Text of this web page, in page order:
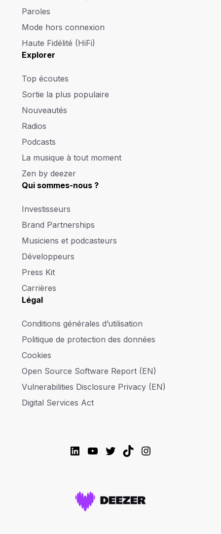
Paroles
Mode hors connexion
Haute Fidélité (HiFi)
Explorer
Top écoutes
Sortie la plus populaire
Nouveautés
Radios
Podcasts
La musique à tout moment
Zen by deezer
Qui sommes-nous ?
Investisseurs
Brand Partnerships
Musiciens et podcasteurs
Développeurs
Press Kit
Carrières
Légal
Conditions générales d’utilisation
Politique de protection des données
Cookies
Open Source Software Report (EN)
Vulnerabilities Disclosure Privacy (EN)
Digital Services Act
LinkedIn
YouTube
Twitter
TikTokInstagram